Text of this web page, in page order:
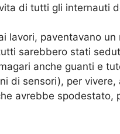
di tutti gli internauti
lavori, paventavano
sarebbero stati
anche guanti e
di sensori), per vivere,
avrebbe spodestato,